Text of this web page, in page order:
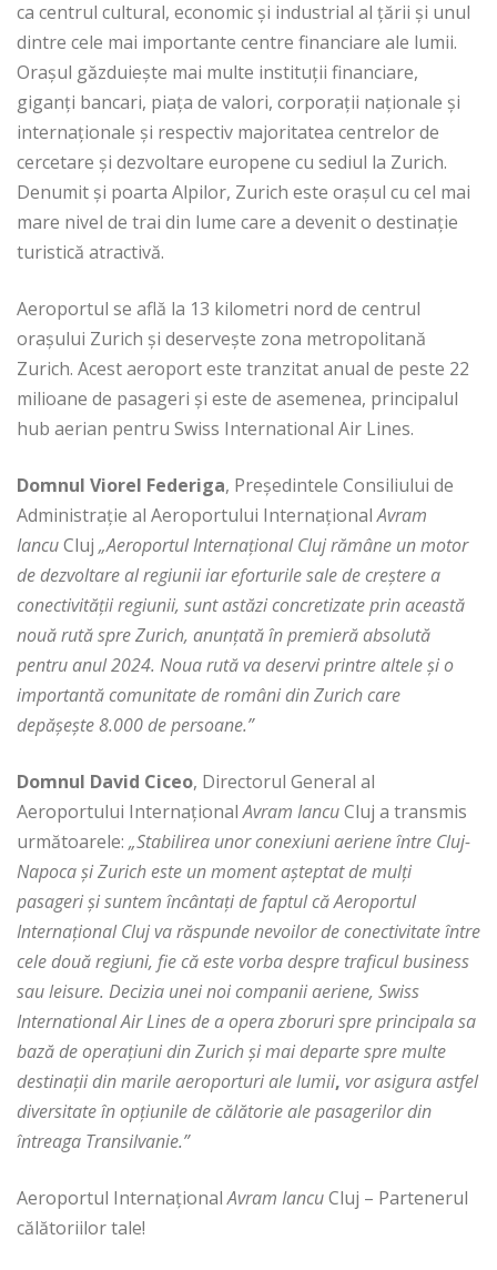
ca centrul cultural, economic şi industrial al ţării şi unul
dintre cele mai importante centre financiare ale lumii.
Orașul găzduiește mai multe instituții financiare,
giganți bancari, piaţa de valori, corporaţii naţionale şi
internaţionale şi respectiv majoritatea centrelor de
cercetare și dezvoltare europene cu sediul la Zurich.
Denumit şi poarta Alpilor, Zurich este oraşul cu cel mai
mare nivel de trai din lume care a devenit o destinaţie
turistică atractivă.
Aeroportul se află la 13 kilometri nord de centrul
orașului Zurich și deservește zona metropolitană
Zurich. Acest aeroport este tranzitat anual de peste 22
milioane de pasageri şi este de asemenea, principalul
hub aerian pentru Swiss International Air Lines.
Domnul Viorel Federiga, Preşedintele Consiliului de
Administraţie al Aeroportului InternaţionalAvram
IancuCluj „Aeroportul Internațional Cluj rămâne un motor
de dezvoltare al regiunii iar eforturile sale de creştere a
conectivităţii regiunii, sunt astăzi concretizate prin această
nouă rută spre Zurich, anunţată în premieră absolută
pentru anul 2024. Noua rută va deservi printre altele şi o
importantă comunitate de români din Zurich care
depășește 8.000 de persoane.”
Domnul David Ciceo, Directorul General al
Aeroportului InternaţionalAvram IancuCluj a transmis
următoarele: „Stabilirea unor conexiuni aeriene între Cluj-
Napoca și Zurich este un momentașteptat de mulți
pasageri și suntem încântați de faptul că Aeroportul
Internațional Cluj va răspunde nevoilor de conectivitate între
cele două regiuni, fie că este vorba despre traficul business
sau leisure. Decizia unei noi companii aeriene, Swiss
International Air Lines de a opera zboruri spre principala sa
bază de operaţiuni din Zurich şi mai departe spre multe
destinaţii din marile aeroporturi ale lumii, vor asigura astfel
diversitate în opțiunile de călătorie ale pasagerilor din
întreaga Transilvanie.”
Aeroportul InternaţionalAvram IancuCluj – Partenerul
călătoriilor tale!